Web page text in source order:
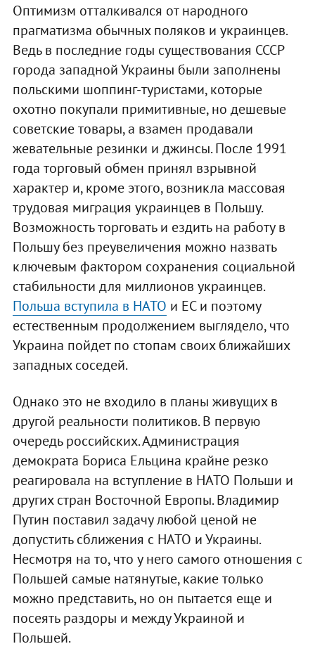
Оптимизм отталкивался от народного
прагматизма обычных поляков и украинцев.
Ведь в последние годы существования СССР
города западной Украины были заполнены
польскими шоппинг-туристами, которые
охотно покупали примитивные, но дешевые
советские товары, а взамен продавали
жевательные резинки и джинсы. После 1991
года торговый обмен принял взрывной
характер и, кроме этого, возникла массовая
трудовая миграция украинцев в Польшу.
Возможность торговать и ездить на работу в
Польшу без преувеличения можно назвать
ключевым фактором сохранения социальной
стабильности для миллионов украинцев.
Польша вступила в НАТО и ЕС и поэтому
естественным продолжением выглядело, что
Украина пойдет по стопам своих ближайших
западных соседей.
Однако это не входило в планы живущих в
другой реальности политиков. В первую
очередь российских. Администрация
демократа Бориса Ельцина крайне резко
реагировала на вступление в НАТО Польши и
других стран Восточной Европы. Владимир
Путин поставил задачу любой ценой не
допустить сближения с НАТО и Украины.
Несмотря на то, что у него самого отношения с
Польшей самые натянутые, какие только
можно представить, но он пытается еще и
посеять раздоры и между Украиной и
Польшей.